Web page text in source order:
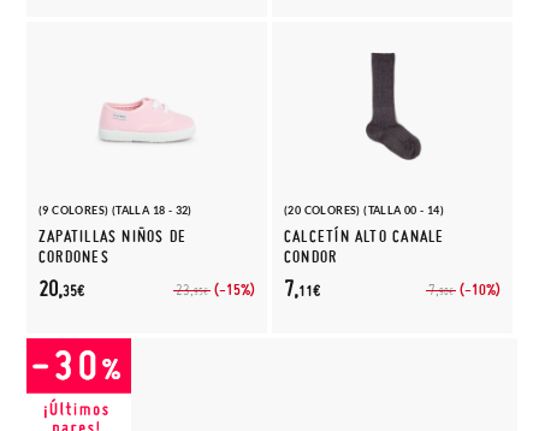
(9 COLORES) (TALLA 18 - 32)
ZAPATILLAS NIÑOS DE
CORDONES
23,95€ (-15%)
20,35€
(20 COLORES) (TALLA 00 - 14)
CALCETÍN ALTO CANALE
CONDOR
7,90€ (-10%)
7,11€